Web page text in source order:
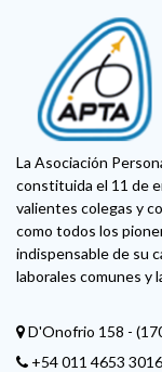
La Asociación
constituida el 11 de
valientes colegas y
como todos los
indispensable de su
laborales comunes y
D'Onofrio 158 -
+54 011 4653